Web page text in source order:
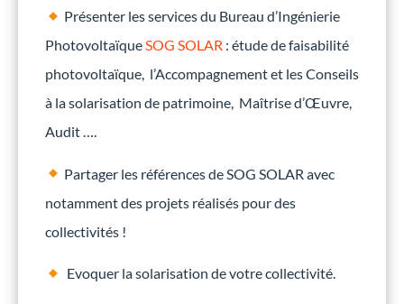
Présenter les services du Bureau d’Ingénierie
PhotovoltaïqueSOG SOLAR : étude de faisabilité
photovoltaïque, l’Accompagnement et les Conseils
à la solarisation de patrimoine, Maîtrise d’Œuvre,
Audit ….
Partager les références de SOG SOLAR avec
notamment des projets réalisés pour des
collectivités !
Evoquer la solarisation de votre collectivité.